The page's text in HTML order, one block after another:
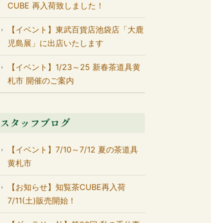
CUBE 再入荷致しました！
【イベント】東武百貨店池袋店「大鹿
児島展」に出店いたします
【イベント】1/23～25 新春茶道具黄
札市 開催のご案内
スタッフブログ
【イベント】7/10～7/12 夏の茶道具
黄札市
【お知らせ】知覧茶CUBE再入荷
7/11(土)販売開始！